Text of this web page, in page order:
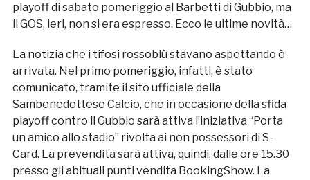
playoff di sabato pomeriggio al Barbetti di Gubbio, ma
il GOS, ieri, non si era espresso. Ecco le ultime novità…
La notizia che i tifosi rossoblù stavano aspettando è
arrivata. Nel primo pomeriggio, infatti, è stato
comunicato, tramite il sito ufficiale della
Sambenedettese Calcio, che in occasione della sfida
playoff contro il Gubbio sarà attiva l’iniziativa “Porta
un amico allo stadio” rivolta ai non possessori di S-
Card. La prevendita sarà attiva, quindi, dalle ore 15.30
presso gli abituali punti vendita BookingShow. La